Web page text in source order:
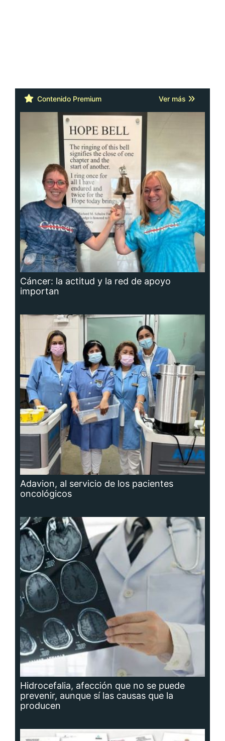
Contenido Premium Ver más
Cáncer: la actitud y la red de apoyo
importan
Adavion, al servicio de los pacientes
oncológicos
Hidrocefalia, afección que no se puede
prevenir, aunque sí las causas que la
producen